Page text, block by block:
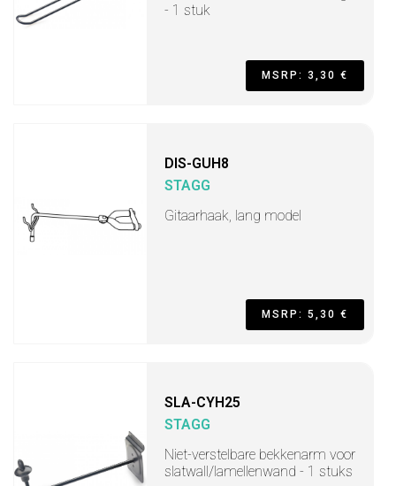
- 1 stuk
MSRP: 3,30 €
DIS-GUH8
STAGG
Gitaarhaak, lang model
MSRP: 5,30 €
SLA-CYH25
STAGG
Niet-verstelbare bekkenarm voor
slatwall/lamellenwand - 1 stuks